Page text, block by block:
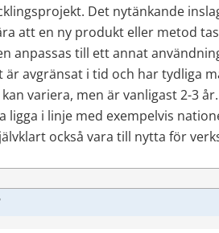
Det nytänkande
att en ny produkt eller metod
anpassas till ett annat
avgränsat i tid och har tydliga
variera, men är vanligast 2-3
ligga i linje med exempelvis
också vara till nytta för